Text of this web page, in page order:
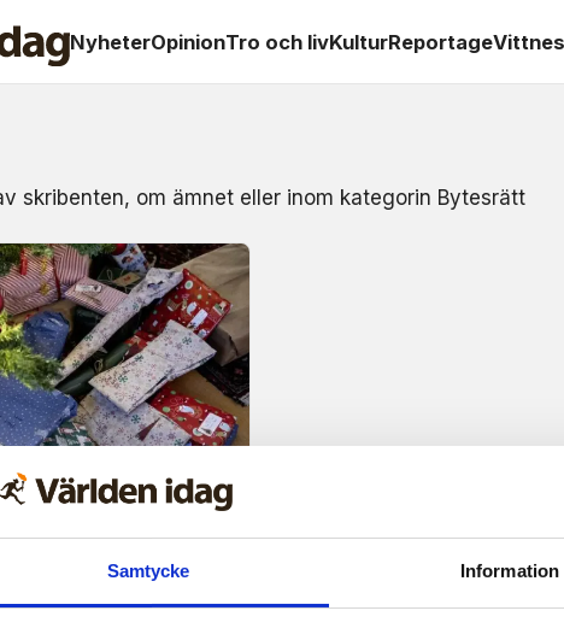
Samtycke Information
NyheterOpinionTro och livKulturReportage
skribenten, om ämnet eller inom kategorin Bytesrätt
–
till